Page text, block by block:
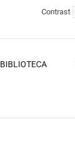
Contrast
BIBLIOTECA